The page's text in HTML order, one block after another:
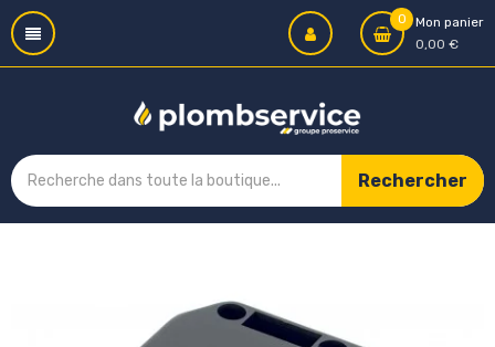
0
Mon panier
0,00 €
Rechercher